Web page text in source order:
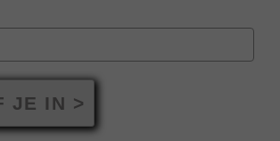
JE IN >